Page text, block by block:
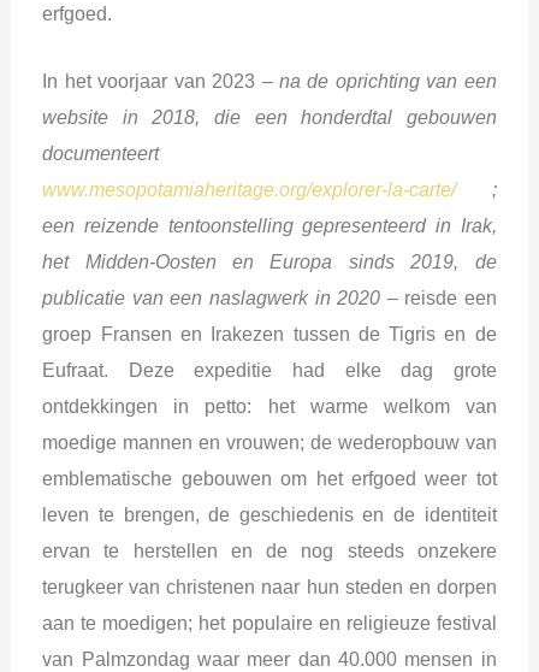
erfgoed.
In het voorjaar van 2023 – na de oprichting van een
website in 2018, die een honderdtal gebouwen
documenteert
www.mesopotamiaheritage.org/explorer-la-carte/;
een reizende tentoonstelling gepresenteerd in Irak,
het Midden-Oosten en Europa sinds 2019, de
publicatie van een naslagwerk in 2020 – reisde een
groep Fransen en Irakezen tussen de Tigris en de
Eufraat. Deze expeditie had elke dag grote
ontdekkingen in petto: het warme welkom van
moedige mannen en vrouwen; de wederopbouw van
emblematische gebouwen om het erfgoed weer tot
leven te brengen, de geschiedenis en de identiteit
ervan te herstellen en de nog steeds onzekere
terugkeer van christenen naar hun steden en dorpen
aan te moedigen; het populaire en religieuze festival
van Palmzondag waar meer dan 40.000 mensen in